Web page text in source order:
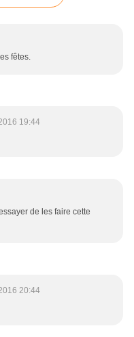
fêtes.
19:44
de les faire cette
20:44